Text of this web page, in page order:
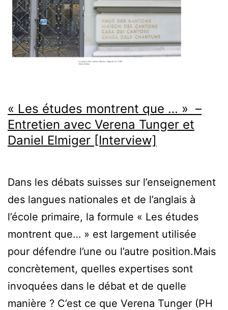
d’intégration
?
Interview
avec
[Interview]
« Les études montrent que … » –
Entretien avec Verena Tunger et
Daniel Elmiger [Interview]
Dans les débats suisses sur l’enseignement
des langues nationales et de l’anglais à
l’école primaire, la formule « Les études
montrent que… » est largement utilisée
pour défendre l’une ou l’autre position.Mais
concrètement, quelles expertises sont
invoquées dans le débat et de quelle
manière ? C’est ce que Verena Tunger (PH